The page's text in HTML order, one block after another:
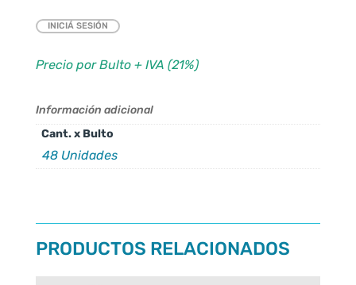
INICIÁ SESIÓN
Precio por Bulto + IVA (21%)
Información adicional
Cant. x Bulto
48 Unidades
PRODUCTOS RELACIONADOS